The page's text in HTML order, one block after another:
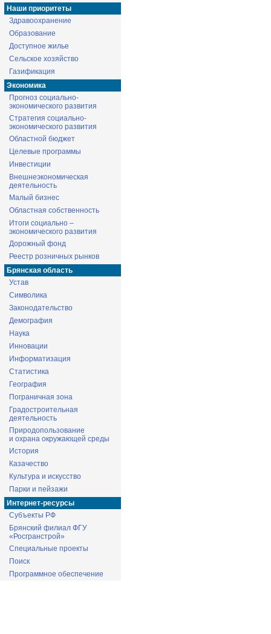
Наши приоритеты
Здравоохранение
Образование
Доступное жилье
Сельское хозяйство
Газификация
Экономика
Прогноз социально-
экономического развития
Стратегия социально-
экономического развития
Областной бюджет
Целевые программы
Инвестиции
Внешнеэкономическая
деятельность
Малый бизнес
Областная собственность
Итоги социально –
экономического развития
Дорожный фонд
Реестр розничных рынков
Брянская область
Устав
Символика
Законодательство
Демография
Наука
Инновации
Информатизация
Статистика
География
Пограничная зона
Градостроительная
деятельность
Природопользование
и охрана окружающей среды
История
Казачество
Культура и искусство
Парки и пейзажи
Интернет-ресурсы
Субъекты РФ
Брянский филиал ФГУ
«Росгранстрой»
Специальные проекты
Поиск
Программное обеспечение